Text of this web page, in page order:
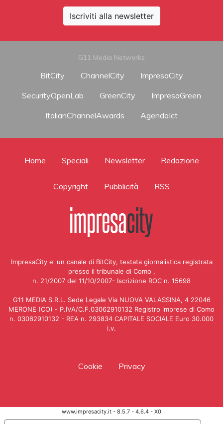
Iscriviti alla newsletter
G11 Media Networks
BitCity ChannelCity
ImpresaCity
SecurityOpenLab
GreenCity
ImpresaGreen
ItalianChannelAwards
AgendaIct
Home Speciali Newsletter Redazione
Copyright Pubblicità RSS
ImpresaCity e' un canale di BitCity, testata giornalistica registrata
presso il tribunale di Como ,
n. 21/2007 del 11/10/2007- Iscrizione ROC n. 15698
G11 MEDIA S.R.L. Sede Legale Via NUOVA VALASSINA, 4 22046
MERONE (CO) - P.IVA/C.F.03062910132 Registro imprese di Como
n. 03062910132 - REA n. 293834 CAPITALE SOCIALE Euro 30.000
i.v.
Cookie Privacy
www.impresacity.it - 8.5.7 - 4.6.4 - X0